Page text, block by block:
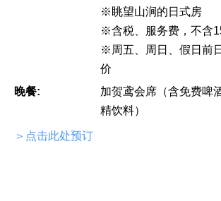
※眺望山涧的日式房
※含税、服务费，不含
※周五、周日、假日前
价
晚餐:
加贺鸢会席（含免费啤
精饮料）
＞点击此处预订